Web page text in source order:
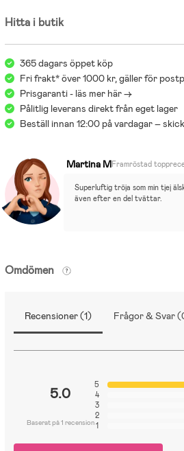
Hitta i butik
365 dagars öppet köp
Fri frakt* över 1000 kr, gäller för
Prisgaranti - läs mer här ->
Pålitlig leverans direkt från eget lager
Beställ innan 12:00 på vardagar –
Martina MFramröstad
Superluftig tröja som min tjej
även efter en del tvättar.
Omdömen
Recensioner (1) Frågor & Svar
5.0
Baserat på 1 recension
5
4
3
2
1